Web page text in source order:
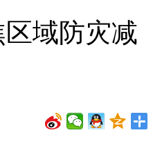
域防灾减